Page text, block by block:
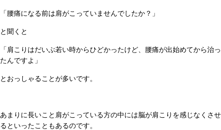
「腰痛になる前は肩がこっていませんでしたか？」
と聞くと
「肩こりはだいぶ若い時からひどかったけど、腰痛が出始めてから治っ
たんですよ」
とおっしゃることが多いです。
あまりに長いこと肩がこっている方の中には脳が肩こりを感じなくさせ
るといったこともあるのです。